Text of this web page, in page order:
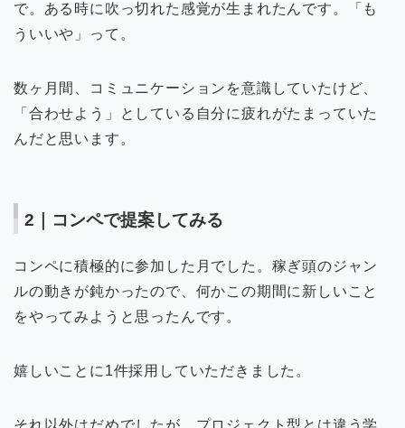
で。ある時に吹っ切れた感覚が生まれたんです。「も
ういいや」って。
数ヶ月間、コミュニケーションを意識していたけど、
「合わせよう」としている自分に疲れがたまっていた
んだと思います。
2｜コンペで提案してみる
コンペに積極的に参加した月でした。稼ぎ頭のジャン
ルの動きが鈍かったので、何かこの期間に新しいこと
をやってみようと思ったんです。
嬉しいことに1件採用していただきました。